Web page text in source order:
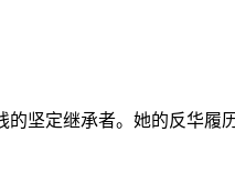
坚定继承者。她的反华履